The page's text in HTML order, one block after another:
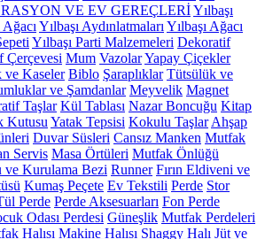
VE EV GEREÇLERİYılbaşı
Ağacı Yılbaşı Aydınlatmaları Yılbaşı Ağacı
Yılbaşı Parti Malzemeleri Dekoratif
Çerçevesi Mum VazolarYapay Çiçekler
ve Kaseler Biblo Şaraplıklar Tütsülük ve
ve Şamdanlar Meyvelik Magnet
Taşlar Kül Tablası Nazar Boncuğu Kitap
Kutusu Yatak Tepsisi Kokulu Taşlar Ahşap
Duvar Süsleri Cansız Manken Mutfak
Servis Masa Örtüleri Mutfak Önlüğü
Kurulama Bezi Runner Fırın Eldiveni ve
Kumaş Peçete Ev Tekstili Perde Stor
Perde Perde Aksesuarları Fon Perde
Odası Perdesi Güneşlik Mutfak Perdeleri
Halısı Makine Halısı Shaggy Halı Jüt ve